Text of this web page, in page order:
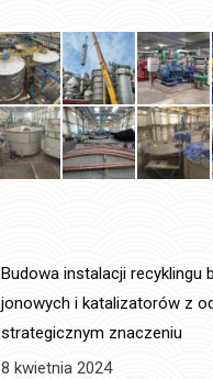
Budowa instalacji recyklingu
jonowych i katalizatorów z
strategicznym znaczeniu
8 kwietnia 2024